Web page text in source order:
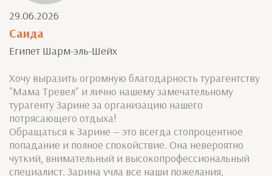
29.06.2026
Саида
Египет Шарм-эль-Шейх
Хочу выразить огромную благодарность турагентству
"Мама Тревел" и лично нашему замечательному
турагенту Зарине за организацию нашего
потрясающего отдыха!
Обращаться к Зарине — это всегда стопроцентное
попадание и полное спокойствие. Она невероятно
чуткий, внимательный и высокопрофессиональный
специалист. Зарина учла все наши пожелания,